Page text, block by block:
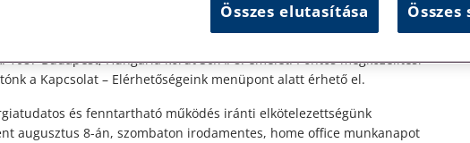
kertvárosi, falusi környezetben élők) hogy
tavasszal és ősszel minden hétvégén felzúgnak
a láncfűrészek, elektromos sövénynyírók, a
motoros a fűkaszák, és ...
ügyfélszolgálatunk telefonon történő előzetes időpontegyeztetés
1087 Budapest, Hungária körút 30/A. 8. emelet. Pontos megközelítési
a Kapcsolat – Elérhetőségeink menüpont alatt érhető el.
és fenntartható működés iránti elkötelezettségünk
augusztus 8-án, szombaton irodamentes, home office munkanapot
Összes elutasítása